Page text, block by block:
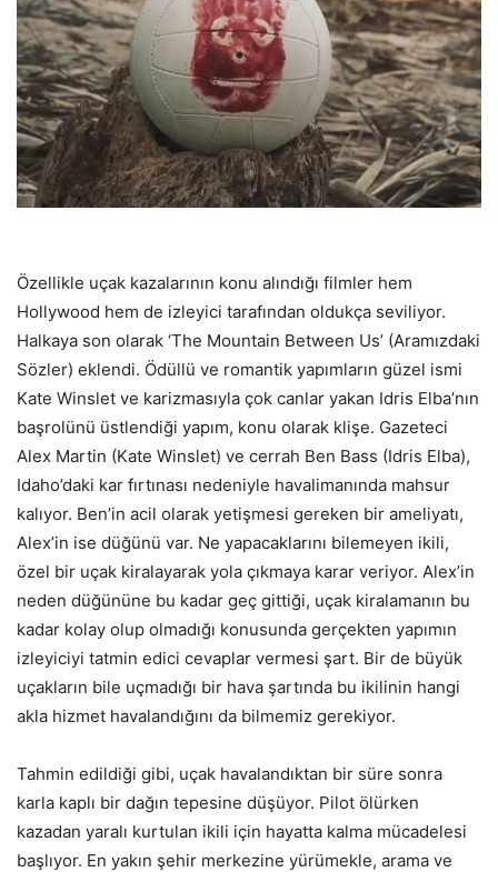
Özellikle uçak kazalarının konu alındığı filmler hem
Hollywood hem de izleyici tarafından oldukça seviliyor.
Halkaya son olarak ‘The Mountain Between Us’ (Aramızdaki
Sözler) eklendi. Ödüllü ve romantik yapımların güzel ismi
Kate Winslet ve karizmasıyla çok canlar yakan Idris Elba’nın
başrolünü üstlendiği yapım, konu olarak klişe. Gazeteci
Alex Martin (Kate Winslet) ve cerrah Ben Bass (Idris Elba),
Idaho’daki kar fırtınası nedeniyle havalimanında mahsur
kalıyor. Ben’in acil olarak yetişmesi gereken bir ameliyatı,
Alex’in ise düğünü var. Ne yapacaklarını bilemeyen ikili,
özel bir uçak kiralayarak yola çıkmaya karar veriyor. Alex’in
neden düğününe bu kadar geç gittiği, uçak kiralamanın bu
kadar kolay olup olmadığı konusunda gerçekten yapımın
izleyiciyi tatmin edici cevaplar vermesi şart. Bir de büyük
uçakların bile uçmadığı bir hava şartında bu ikilinin hangi
akla hizmet havalandığını da bilmemiz gerekiyor.
Tahmin edildiği gibi, uçak havalandıktan bir süre sonra
karla kaplı bir dağın tepesine düşüyor. Pilot ölürken
kazadan yaralı kurtulan ikili için hayatta kalma mücadelesi
başlıyor. En yakın şehir merkezine yürümekle, arama ve